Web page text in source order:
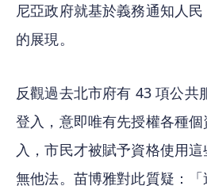
尼亞政府就基於義務通知人
的展現。
反觀過去北市府有 43 項公共
登入，意即唯有先授權各種
入，市民才被賦予資格使用
無他法。苗博雅對此質疑：「